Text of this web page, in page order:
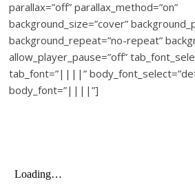
parallax=”off” parallax_method=”on”
background_size=”cover”
background_repeat=”no-repeat”
allow_player_pause=”off”
tab_font=”||||”
body_font=”||||”]